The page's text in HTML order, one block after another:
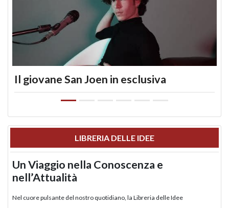
Il giovane San Joen in esclusiva
LIBRERIA DELLE IDEE
Un Viaggio nella Conoscenza e
nell’Attualità
Nel cuore pulsante del nostro quotidiano, la Libreria delle Idee